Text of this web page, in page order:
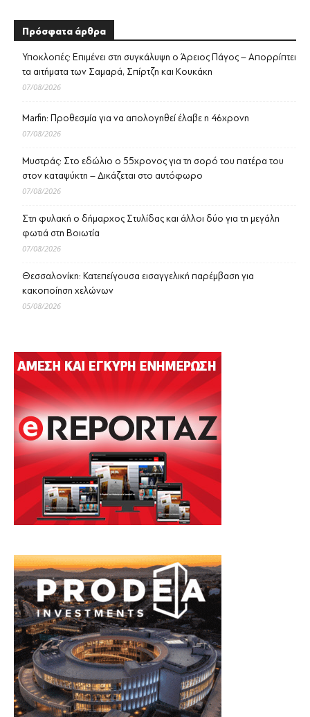
Πρόσφατα άρθρα
Υποκλοπές: Επιμένει στη συγκάλυψη ο Άρειος Πάγος – Απορρίπτει
τα αιτήματα των Σαμαρά, Σπίρτζη και Κουκάκη
07/08/2026
Marfin: Προθεσμία για να απολογηθεί έλαβε η 46χρονη
07/08/2026
Μυστράς: Στο εδώλιο ο 55χρονος για τη σορό του πατέρα του
στον καταψύκτη – Δικάζεται στο αυτόφωρο
07/08/2026
Στη φυλακή ο δήμαρχος Στυλίδας και άλλοι δύο για τη μεγάλη
φωτιά στη Βοιωτία
07/08/2026
Θεσσαλονίκη: Κατεπείγουσα εισαγγελική παρέμβαση για
κακοποίηση χελώνων
05/08/2026